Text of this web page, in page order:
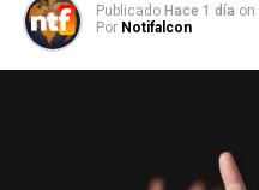
Publicado Hace 1 día on
Por Notifalcon